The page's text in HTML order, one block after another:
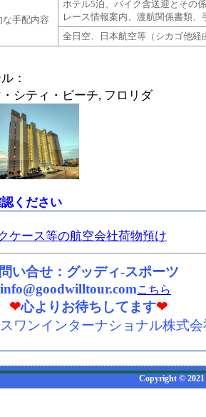
な手配内容
ホテル5泊、バイク含送迎とその
レース情報案内、渡航関係書類、
全日空、日本航空等（シカゴ他経
：
シティ・ビーチ, フロリダ
ください
ケース等の航空会社荷物預け
い合せ：グッディ-スポーツ
こちら
❤心よりお待ちしてます❤
ワンインターナショナル株式会
Copyright © 2021